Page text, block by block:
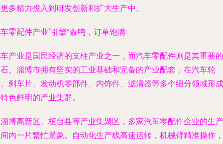
多精力投入到研发创新和扩大生产中。
零配件产业“引擎”轰鸣，订单饱满
产业是国民经济的支柱产业之一，而汽车零配件则是其重要的
。淄博市拥有坚实的工业基础和完备的产业配套，在汽车轮
刹车片、发动机零部件、内饰件、滤清器等多个细分领域形成
色鲜明的产业集群。
博高新区、桓台县等产业集聚区，多家汽车零配件企业的生产
内一片繁忙景象。自动化生产线高速运转，机械臂精准操作，